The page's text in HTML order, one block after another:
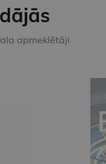
apmeklētāji